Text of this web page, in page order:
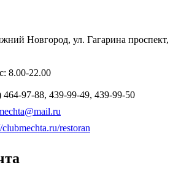
Новгород, ул. Гагарина проспект,
8.00-22.00
464-97-88, 439-99-49, 439-99-50
restoran